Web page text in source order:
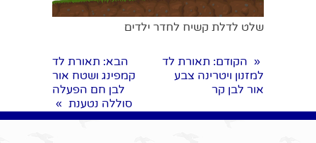
שלט לדלת קשיח לחדר ילדים
« הקודם: תאורת לד
למזנון ויטרינה צבע
אור לבן קר
הבא: תאורת לד
קמפינג ושטח אור
לבן חם הפעלה
סוללה נטענת »